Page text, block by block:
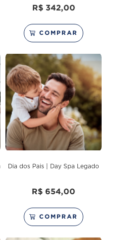
R$342,00
COMPRAR
Dia dos Pais | Day Spa Legado
R$ 654,00
COMPRAR